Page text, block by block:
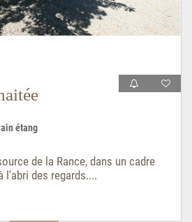
étang
de la Rance, dans un cadre
l'abri des regards....